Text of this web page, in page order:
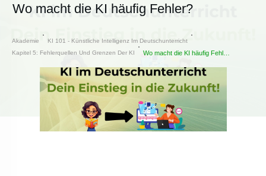
Wo macht die KI häufig Fehler?
Akademie
KI 101 - Künstliche Intelligenz Im Deutschunterricht
Kapitel 5: Fehlerquellen Und Grenzen Der KI